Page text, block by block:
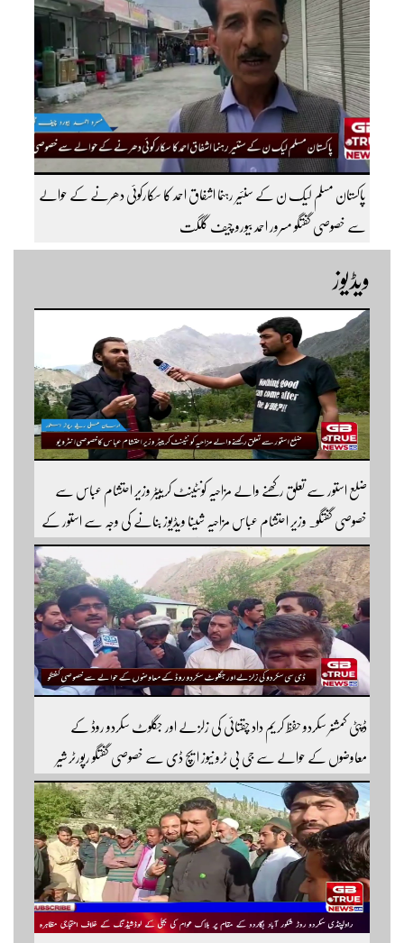
پاکستان مسلم لیک ن کے سنئیر رہنما اشفاق احمد کا سکارکوئی دھرنے کے حوالے
سے خصوصی گفتگو مسرور احمد بیورو چیف گلگت
ویڈیوز
ضلع استور سے تعلق رکھنے والے مزاحیہ کونٹینٹ کرییٹر وزیر احتشام عباس سے
خصوصی گفتگو۔ وزیر احتشام عباس مزاحیہ شینا ویڈیوز بنانے کی وجہ سے استور کے
اندر کافی مشہور ہیں مزید اچھی اچھی ویڈیوز دیکھنے کے لئے ہمارے یوٹیوب چینل کو
سبسکرائب کریں
ڈپٹی کمشنر سکردو حفظ کریم داد چقتائی کی زلزلے اور جگلوٹ سکردو روڈ کے
معاوضوں کے حوالے سے جی بی ٹرو نیوز ایچ ڈی سے خصوصی گفتگو رپورٹر شیر
افضل روندو